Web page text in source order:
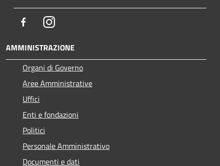
FacebookInstagram
AMMINISTRAZIONE
Organi di Governo
Aree Amministrative
Uffici
Enti e fondazioni
Politici
Personale Amministrativo
Documenti e dati